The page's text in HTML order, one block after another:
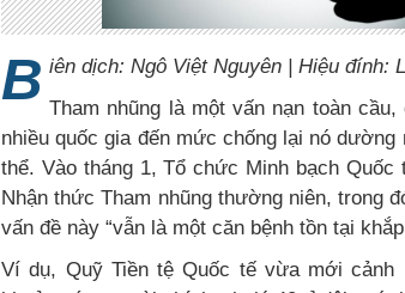
B iên dịch: Ngô Việt Nguyên | Hiệu đính:
Tham nhũng là một vấn nạn toàn
nhiều quốc gia đến mức chống lại nó dường
thể. Vào tháng 1, Tổ chức Minh bạch Quốc
Nhận thức Tham nhũng thường niên, trong
vấn đề này “vẫn là một căn bệnh tồn tại
Ví dụ, Quỹ Tiền tệ Quốc tế vừa mới cảnh